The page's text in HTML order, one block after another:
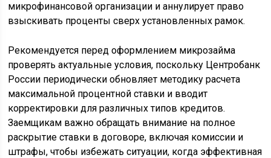
микрофинансовой организации и аннулирует право
взыскивать проценты сверх установленных рамок.
Рекомендуется перед оформлением микрозайма
проверять актуальные условия, поскольку Центробанк
России периодически обновляет методику расчета
максимальной процентной ставки и вводит
корректировки для различных типов кредитов.
Заемщикам важно обращать внимание на полное
раскрытие ставки в договоре, включая комиссии и
штрафы, чтобы избежать ситуации, когда эффективная